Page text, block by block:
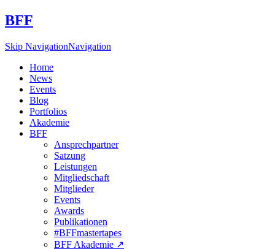
BFF
Skip NavigationNavigation
Home
News
Events
Blog
Portfolios
Akademie
BFF
Ansprechpartner
Satzung
Leistungen
Mitgliedschaft
Mitglieder
Events
Awards
Publikationen
#BFFmastertapes
BFF Akademie ↗︎